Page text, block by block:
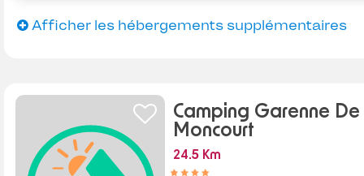
Afficher les hébergements supplémentaires
Camping Garenne De
Moncourt
24.5 Km